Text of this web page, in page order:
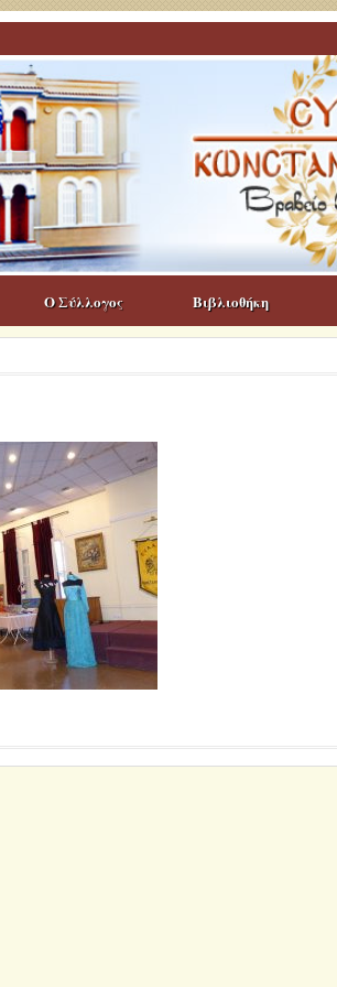
Ο Σύλλογος Βιβλιοθήκη